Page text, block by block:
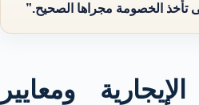
تأخذ الخصومة مجراها الصحيح.”
ومعايير